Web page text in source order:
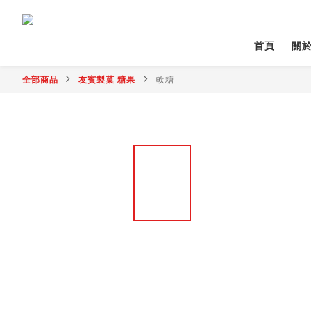
首頁 關
全部商品 友賓製菓 糖果 軟糖